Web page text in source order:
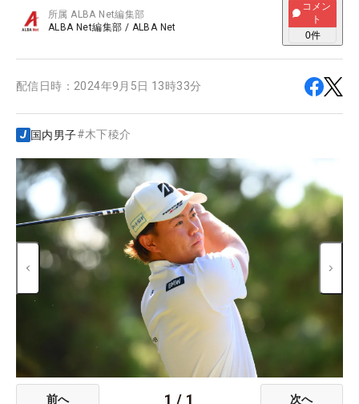
所属ALBA Net編集部
ALBA Net編集部 / ALBA Net
コメン
ト
0件
配信日時： 2024年9月5日 13時33分
国内男子#木下稜介
前へ 1 / 1 次へ